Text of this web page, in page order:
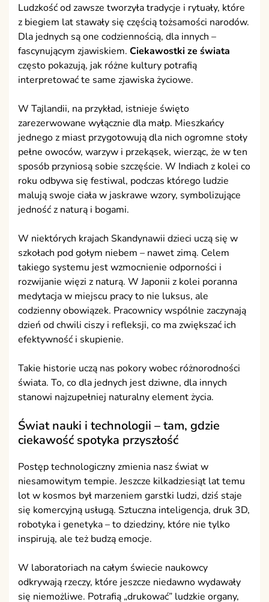
Ludzkość od zawsze tworzyła tradycje i rytuały, które
z biegiem lat stawały się częścią tożsamości narodów.
Dla jednych są one codziennością, dla innych –
fascynującym zjawiskiem. Ciekawostki ze świata
często pokazują, jak różne kultury potrafią
interpretować te same zjawiska życiowe.
W Tajlandii, na przykład, istnieje święto
zarezerwowane wyłącznie dla małp. Mieszkańcy
jednego z miast przygotowują dla nich ogromne stoły
pełne owoców, warzyw i przekąsek, wierząc, że w ten
sposób przyniosą sobie szczęście. W Indiach z kolei co
roku odbywa się festiwal, podczas którego ludzie
malują swoje ciała w jaskrawe wzory, symbolizujące
jedność z naturą i bogami.
W niektórych krajach Skandynawii dzieci uczą się w
szkołach pod gołym niebem – nawet zimą. Celem
takiego systemu jest wzmocnienie odporności i
rozwijanie więzi z naturą. W Japonii z kolei poranna
medytacja w miejscu pracy to nie luksus, ale
codzienny obowiązek. Pracownicy wspólnie zaczynają
dzień od chwili ciszy i refleksji, co ma zwiększać ich
efektywność i skupienie.
Takie historie uczą nas pokory wobec różnorodności
świata. To, co dla jednych jest dziwne, dla innych
stanowi najzupełniej naturalny element życia.
Świat nauki i technologii – tam, gdzie
ciekawość spotyka przyszłość
Postęp technologiczny zmienia nasz świat w
niesamowitym tempie. Jeszcze kilkadziesiąt lat temu
lot w kosmos był marzeniem garstki ludzi, dziś staje
się komercyjną usługą. Sztuczna inteligencja, druk 3D,
robotyka i genetyka – to dziedziny, które nie tylko
inspirują, ale też budzą emocje.
W laboratoriach na całym świecie naukowcy
odkrywają rzeczy, które jeszcze niedawno wydawały
się niemożliwe. Potrafią „drukować” ludzkie organy,